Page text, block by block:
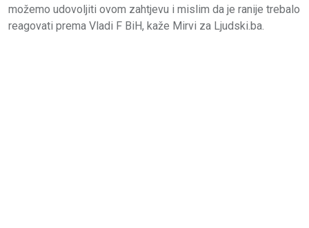
možemo udovoljiti ovom zahtjevu i mislim da je ranije trebalo
reagovati prema Vladi F BiH, kaže Mirvi za Ljudski.ba.